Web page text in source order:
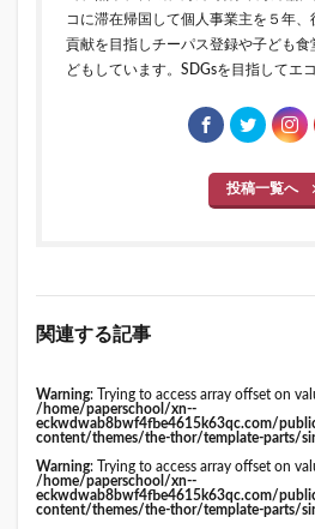
コに滞在帰国して個人事業主を５年
貢献を目指しチーパス登録や子ども
どもしています。SDGsを目指してエ
投稿一覧へ
関連する記事
Warning: Trying to access array offset on
/home/paperschool/xn--
eckwdwab8bwf4fbe4615k63qc.com/
content/themes/the-thor/template-parts/
Warning: Trying to access array offset on
/home/paperschool/xn--
eckwdwab8bwf4fbe4615k63qc.com/
content/themes/the-thor/template-parts/